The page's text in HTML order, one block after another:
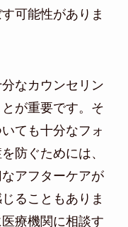
可能性がありま
なカウンセリン
が重要です。そ
ても十分なフォ
防ぐためには、
アフターケアが
ることもありま
療機関に相談す